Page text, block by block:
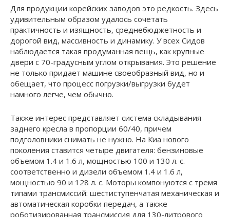
Для продукции корейских заводов это редкость. Здесь
удивительным образом удалось сочетать
практичность и изящность, среднебюджетность и
дорогой вид, массивность и динамику. У всех Сидов
наблюдается такая продуманная вещь, как крупные
двери с 70-градусным углом открывания. Это решение
не только придает машине своеобразный вид, но и
обещает, что процесс погрузки/выгрузки будет
намного легче, чем обычно.
Также интерес представляет система складывания
заднего кресла в пропорции 60/40, причем
подголовники снимать не нужно. На Киа нового
поколения ставится четыре двигателя: бензиновые
объемом 1.4 и 1.6 л, мощностью 100 и 130 л. с.
соответственно и дизели объемом 1.4 и 1.6 л,
мощностью 90 и 128 л. с. Моторы компонуются с тремя
типами трансмиссий: шестиступенчатая механическая и
автоматическая коробки передач, а также
роботизированная трансмиссия для 130-литрового